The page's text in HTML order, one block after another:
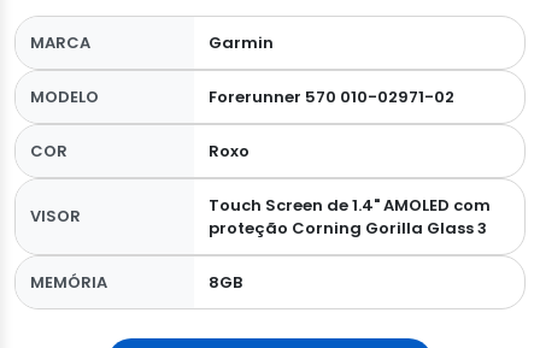
MARCA Garmin
MODELO Forerunner 570 010-02971-02
COR Roxo
VISOR
Touch Screen de 1.4" AMOLED com
proteção Corning Gorilla Glass 3
MEMÓRIA 8GB